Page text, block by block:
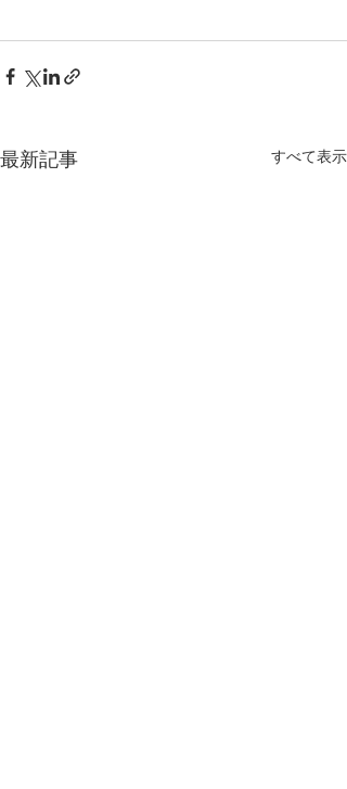
最新記事 すべて表示